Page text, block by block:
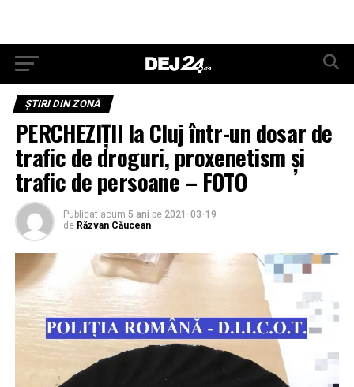
ŞTIRI DIN ZONĂ
PERCHEZIȚII la Cluj într-un dosar de
trafic de droguri, proxenetism și
trafic de persoane – FOTO
Publicat acum 5 ani pe 2021-03-19
de Răzvan Căucean